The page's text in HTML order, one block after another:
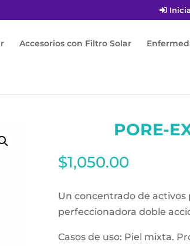
Accesorios con Filtro Solar
PORE-
$1,050.00
Un concentrado de
perfeccionadora doble
Casos de uso: Piel mixta.